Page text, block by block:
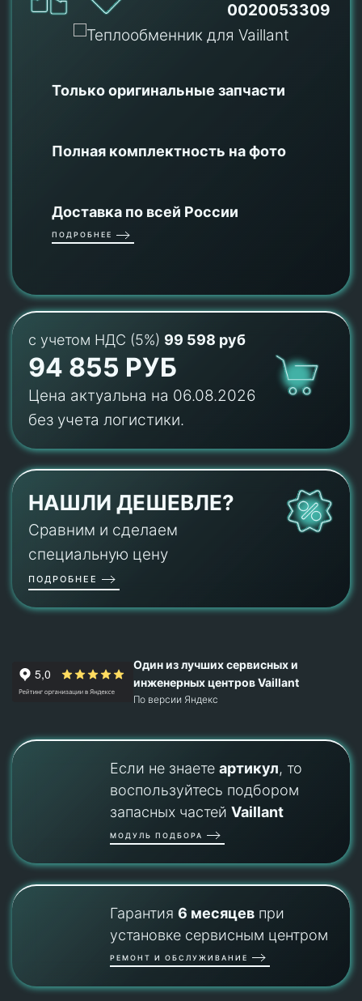
0020053309
Только оригинальные запчасти
Полная комплектность на фото
Доставка по всей России
ПОДРОБНЕЕ
с учетом НДС (5%) 99 598 руб
94 855 РУБ
Цена актуальна на 06.08.2026
без учета логистики.
НАШЛИ ДЕШЕВЛЕ?
Сравним и сделаем
специальную цену
ПОДРОБНЕЕ
Один из лучших сервисных и
инженерных центров Vaillant
По версии Яндекс
Если не знаете артикул, то
воспользуйтесь подбором
запасных частей Vaillant
МОДУЛЬ ПОДБОРА
Гарантия 6 месяцевпри
установке сервисным центром
РЕМОНТ И ОБСЛУЖИВАНИЕ